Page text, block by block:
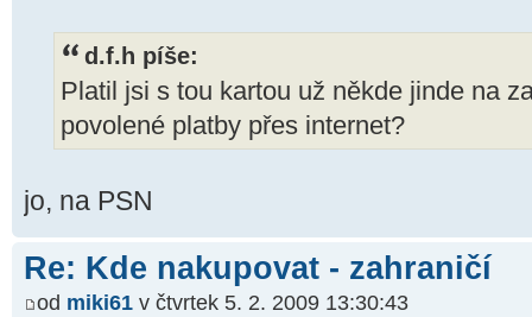
d.f.h píše:
Platil jsi s tou kartou už někde jinde na
povolené platby přes internet?
jo, na PSN
Re: Kde nakupovat - zahraničí
od miki61 v čtvrtek 5. 2. 2009 13:30:43